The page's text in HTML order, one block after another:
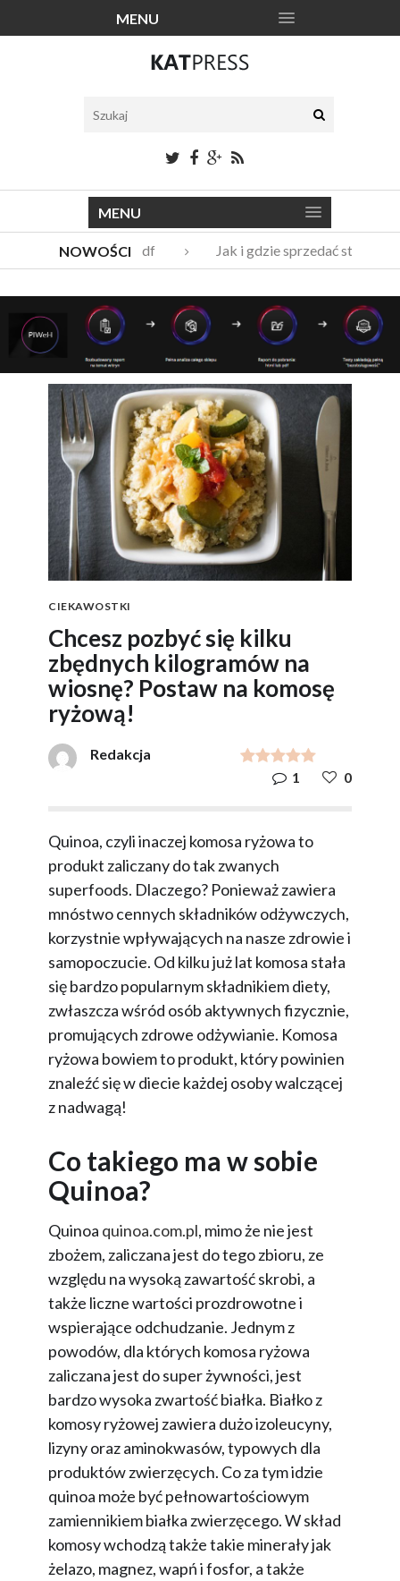
MENU
MENU
NOWOŚCI
Katalogi narzędzi pdf
Jak i gdzie sprzedać stare
Vito Bambino – kim jest nowy członek Męskie Granie Orkiestra
CIEKAWOSTKI
Chcesz pozbyć się kilku
zbędnych kilogramów na
wiosnę? Postaw na komosę
ryżową!
Redakcja
0
1
Quinoa, czyli inaczej komosa ryżowa to
produkt zaliczany do tak zwanych
superfoods. Dlaczego? Ponieważ zawiera
mnóstwo cennych składników odżywczych,
korzystnie wpływających na nasze zdrowie i
samopoczucie. Od kilku już lat komosa stała
się bardzo popularnym składnikiem diety,
zwłaszcza wśród osób aktywnych fizycznie,
promujących zdrowe odżywianie. Komosa
ryżowa bowiem to produkt, który powinien
znaleźć się w diecie każdej osoby walczącej
z nadwagą!
Co takiego ma w sobie
Quinoa?
Quinoa quinoa.com.pl, mimo że nie jest
zbożem, zaliczana jest do tego zbioru, ze
względu na wysoką zawartość skrobi, a
także liczne wartości prozdrowotne i
wspierające odchudzanie. Jednym z
powodów, dla których komosa ryżowa
zaliczana jest do super żywności, jest
bardzo wysoka zwartość białka. Białko z
komosy ryżowej zawiera dużo izoleucyny,
lizyny oraz aminokwasów, typowych dla
produktów zwierzęcych. Co za tym idzie
quinoa może być pełnowartościowym
zamiennikiem białka zwierzęcego. W skład
komosy wchodzą także takie minerały jak
żelazo, magnez, wapń i fosfor, a także